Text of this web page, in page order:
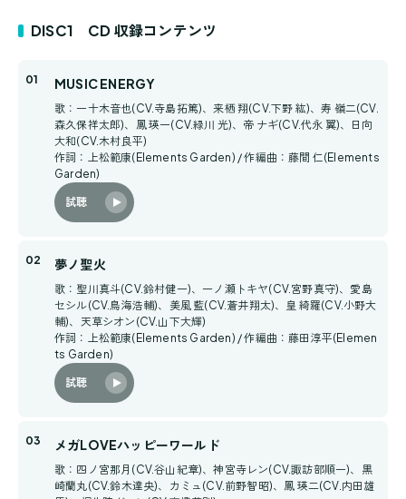
DISC1 CD 収録コンテンツ
MUSIC ENERGY
歌：一十木音也(CV.寺島拓篤)、来栖 翔(CV.下野 紘)、寿 嶺二(CV.
森久保祥太郎)、鳳 瑛一(CV.緑川 光)、帝 ナギ(CV.代永 翼)、日向
大和(CV.木村良平)
作詞：上松範康(Elements Garden) / 作編曲：藤間 仁(Elements
Garden)
試聴
夢ノ聖火
歌：聖川真斗(CV.鈴村健一)、一ノ瀬トキヤ(CV.宮野真守)、愛島
セシル(CV.鳥海浩輔)、美風 藍(CV.蒼井翔太)、皇 綺羅(CV.小野大
輔)、天草シオン(CV.山下大輝)
作詞：上松範康(Elements Garden) / 作編曲：藤田淳平(Elemen
ts Garden)
試聴
メガLOVEハッピーワールド
歌：四ノ宮那月(CV.谷山紀章)、神宮寺レン(CV.諏訪部順一)、黒
崎蘭丸(CV.鈴木達央)、カミュ(CV.前野智昭)、鳳 瑛二(CV.内田雄